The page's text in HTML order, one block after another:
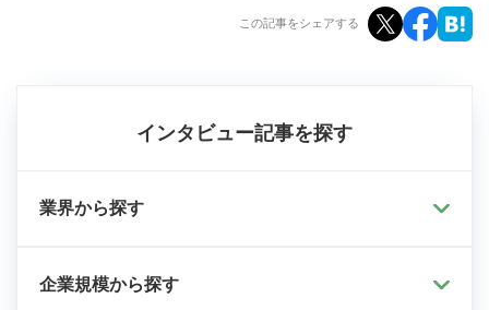
この記事をシェアする
インタビュー記事を探す
業界から探す
企業規模から探す